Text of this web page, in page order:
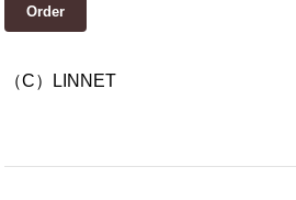
（C）LINNET